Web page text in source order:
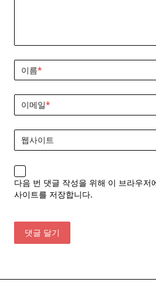
이름*
이메일*
웹사이트
다음 번 댓글 작성을 위해 이 브라우저
사이트를 저장합니다.